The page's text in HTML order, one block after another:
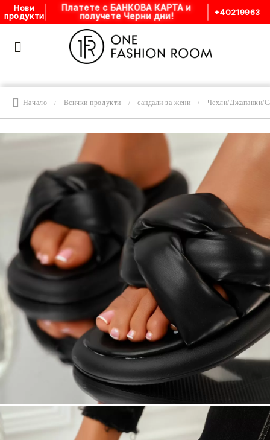
Нови
продукти
Платете с БАНКОВА КАРТА и
получете Черни дни!
+40219963
Начало Всички продукти сандали за жени Чехли/Джапанки/